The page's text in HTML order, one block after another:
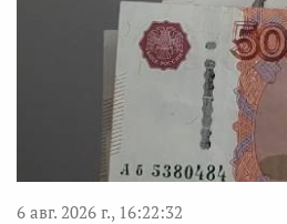
6 авг. 2026 г., 16:22:32